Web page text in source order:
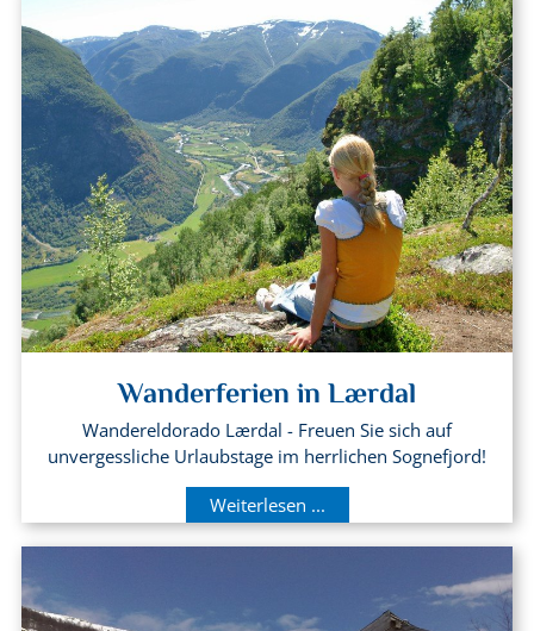
Wanderferien in Lærdal
Wandereldorado Lærdal - Freuen Sie sich auf
unvergessliche Urlaubstage im herrlichen Sognefjord!
Weiterlesen ...